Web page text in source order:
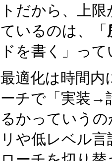
トだから、上
ているのは、「
ドを書く」っ
最適化は時間内
ーチで「実装→
るかっていう
リや低レベル